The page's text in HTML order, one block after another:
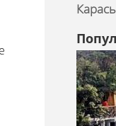
Карась